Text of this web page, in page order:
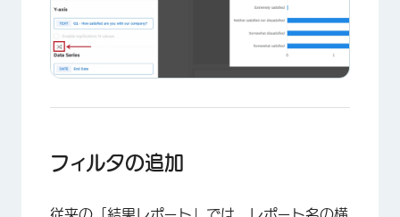
フィルタの追加